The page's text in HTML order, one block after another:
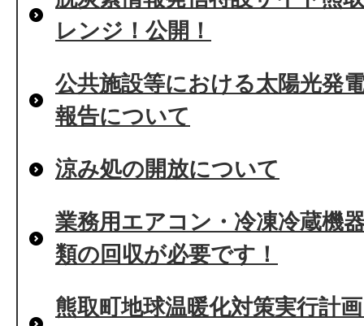
レンジ！公開！
公共施設等における太陽光発
報告について
涼み処の開放について
業務用エアコン・冷凍冷蔵機
類の回収が必要です！
熊取町地球温暖化対策実行計